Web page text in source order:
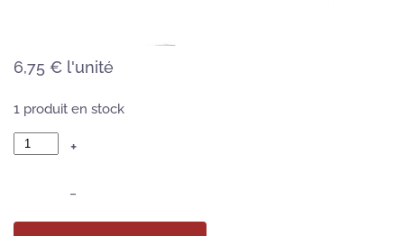
6,75 € l'unité
1 produit en stock
+
–